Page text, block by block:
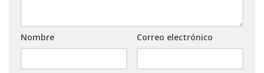
Nombre Correo electrónico